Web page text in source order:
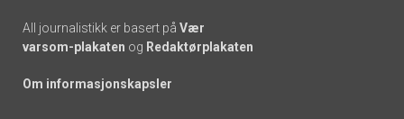
All journalistikk er basert på Vær
varsom-plakaten og Redaktørplakaten
Om informasjonskapsler